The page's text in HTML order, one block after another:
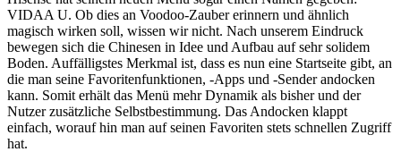
VIDAA U. Ob dies an Voodoo-Zauber erinnern und ähnlich
magisch wirken soll, wissen wir nicht. Nach unserem Eindruck
bewegen sich die Chinesen in Idee und Aufbau auf sehr solidem
Boden. Auffälligstes Merkmal ist, dass es nun eine Startseite gibt, an
die man seine Favoritenfunktionen, -Apps und -Sender andocken
kann. Somit erhält das Menü mehr Dynamik als bisher und der
Nutzer zusätzliche Selbstbestimmung. Das Andocken klappt
einfach, worauf hin man auf seinen Favoriten stets schnellen Zugriff
hat.